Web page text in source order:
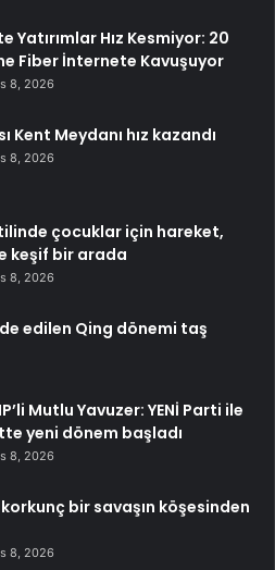
Yatırımlar Hız Kesmiyor: 20
Fiber İnternete Kavuşuyor
8, 2026
Kent Meydanı hız kazandı
8, 2026
çocuklar için hareket,
keşif bir arada
8, 2026
edilen Qing dönemi taş
Mutlu Yavuzer: YENİ Parti ile
yeni dönem başladı
8, 2026
bir savaşın köşesinden
8, 2026